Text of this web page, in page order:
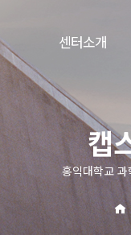
센터소개
캡
홍익대학교